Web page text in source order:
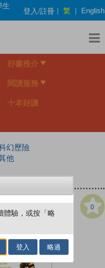
生
登入/註冊 | 繁 | English
好書推介
閱讀服務
十本好讀
幻歷險
他
0
體驗，或按「略
登入 略過